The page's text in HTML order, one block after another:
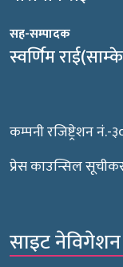
सह-सम्पादक
स्वर्णिम
कम्पनी रजिष्ट्रेशन
प्रेस काउन्सिल
साइट नेविगेशन